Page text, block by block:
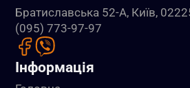
Братиславська 52-А, Київ,
(095) 773-97-97
Інформація